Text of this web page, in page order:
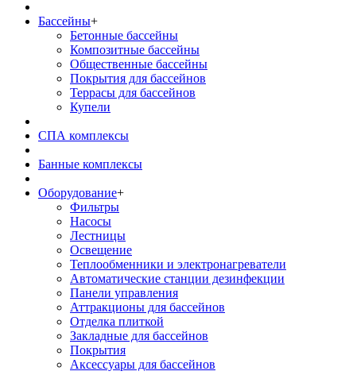
Бассейны+
Бетонные бассейны
Композитные бассейны
Общественные бассейны
Покрытия для бассейнов
Террасы для бассейнов
Купели
СПА комплексы
Банные комплексы
Оборудование+
Фильтры
Насосы
Лестницы
Освещение
Теплообменники и электронагреватели
Автоматические станции дезинфекции
Панели управления
Аттракционы для бассейнов
Отделка плиткой
Закладные для бассейнов
Покрытия
Аксессуары для бассейнов